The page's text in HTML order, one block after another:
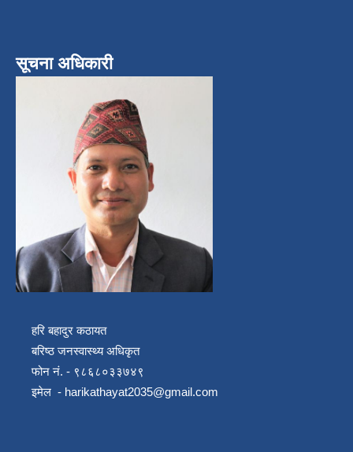
सूचना अधिकारी
हरि बहादुर कठायत
बरिष्ठ जनस्वास्थ्य अधिकृत
फोन नं. - ९८६८०३३७४९
इमेल - harikathayat2035@gmail.com